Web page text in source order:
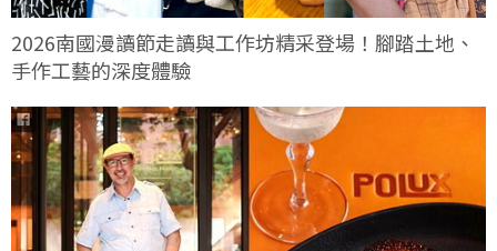
2026南國漫讀節走讀與工作坊精采登場！腳踏土地、
手作工藝的深度體驗